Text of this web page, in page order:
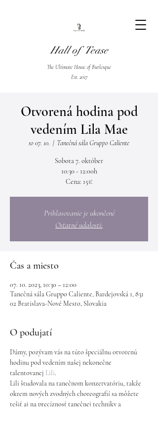
Hall of Tease
The Ultimate House of Burlesque
Est. 2017
Otvorená hodina pod
vedením Lila Mae
so 07. 10.
  |
Tanečná sála Gruppo Caliente
Sobota 7. október
10:30 - 12:00h
Cena: 15€
Prihlasovanie je ukončené
Ostatné udalosti:
Čas a miesto
07. 10. 2023, 10:30 – 12:00
Tanečná sála Gruppo Caliente, Bardejovská 1, 831
02 Bratislava-Nové Mesto, Slovakia
O podujatí
Dámy, pozývam vás na túto špeciálnu otvorenú
hodinu pod vedením našej nekonečne
talentovanej Lili.
Lili študovala na tanečnom konzervatóriu, takže
okrem nových zvodných choreografií sa môžete
tešiť aj na precíznosť tanečnej techniky a